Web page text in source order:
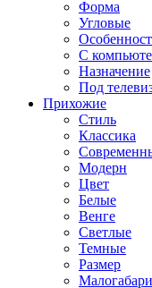
Форма
Угловые
С
Назначение
Под
Прихожие
Стиль
Классика
Модерн
Цвет
Белые
Венге
Светлые
Темные
Размер